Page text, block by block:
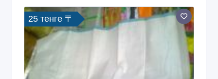
25 тенге 〒